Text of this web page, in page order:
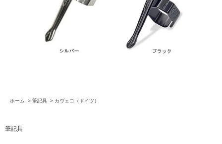
ホーム > 筆記具 > カヴェコ（ドイツ）
筆記具